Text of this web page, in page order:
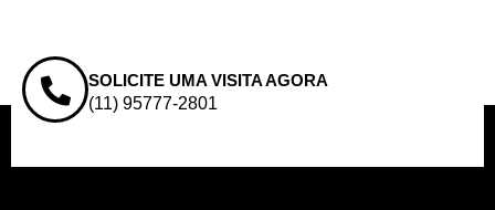
SOLICITE UMA VISITA AGORA
(11) 95777-2801